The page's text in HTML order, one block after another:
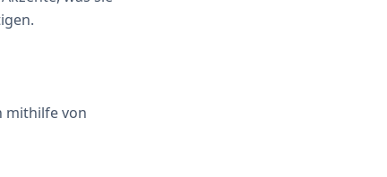
mithilfe von